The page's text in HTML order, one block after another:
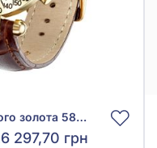
Годинник із жовтого золота 585° без вставки, арт. 05077
297,70 грн